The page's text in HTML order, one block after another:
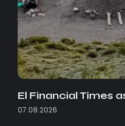
El Financial Times
07.08.2026